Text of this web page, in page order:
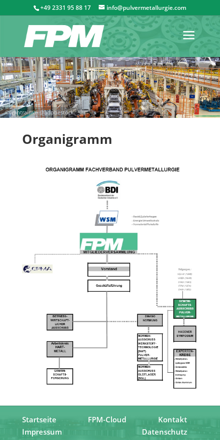
+49 2331 95 88 17 info@pulvermetallurgie.com
Organigramm
Startseite FPM-Cloud
Kontakt
Impressum
Datenschutz